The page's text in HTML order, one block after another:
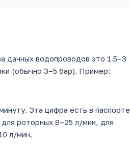
дачных водопроводов это 1.5–3
(обычно 3–5 бар). Пример:
Эта цифра есть в паспорте
роторных 8–25 л/мин, для
л/мин.